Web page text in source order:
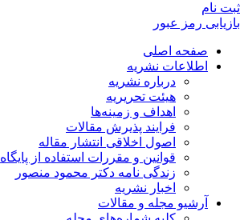
ثبت نام
بازیابی رمز عبور
صفحه اصلی
اطلاعات نشریه
درباره نشریه
هیئت تحریریه
اهداف و زمینه‌ها
فرایند پذیرش مقالات
اصول اخلاقی انتشار مقاله
قوانین و مقررات استفاده از پایگاه
زندگی نامه دکتر محمود منصور
اخبار نشریه
آرشیو مجله و مقالات